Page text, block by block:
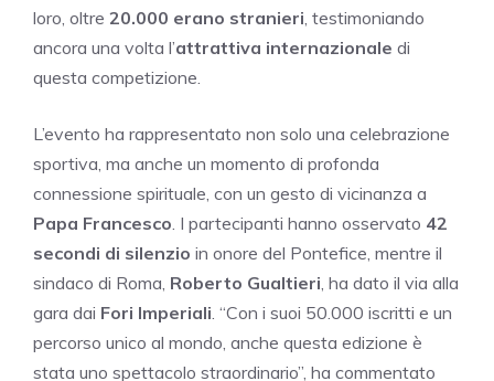
loro, oltre 20.000 erano stranieri , testimoniando
ancora una volta l’attrattiva internazionale di
questa competizione.
L’evento ha rappresentato non solo una celebrazione
sportiva, ma anche un momento di profonda
connessione spirituale, con un gesto di vicinanza a
Papa Francesco . I partecipanti hanno osservato 42
secondi di silenzio in onore del Pontefice, mentre il
sindaco di Roma, Roberto Gualtieri , ha dato il via alla
gara dai Fori Imperiali . “Con i suoi 50.000 iscritti e un
percorso unico al mondo, anche questa edizione è
stata uno spettacolo straordinario”, ha commentato